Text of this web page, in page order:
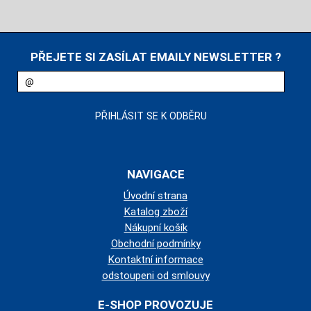
PŘEJETE SI ZASÍLAT EMAILY NEWSLETTER ?
NAVIGACE
Úvodní strana
Katalog zboží
Nákupní košík
Obchodní podmínky
Kontaktní informace
odstoupeni od smlouvy
E-SHOP PROVOZUJE